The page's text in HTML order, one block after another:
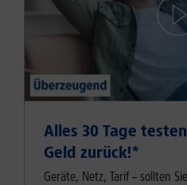
Alles 30 Tage
Geld zurück!⁠*
Geräte, Netz, Tarif – sollten